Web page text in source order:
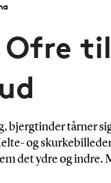
bjergtinder tårner
og
det ydre og indre.